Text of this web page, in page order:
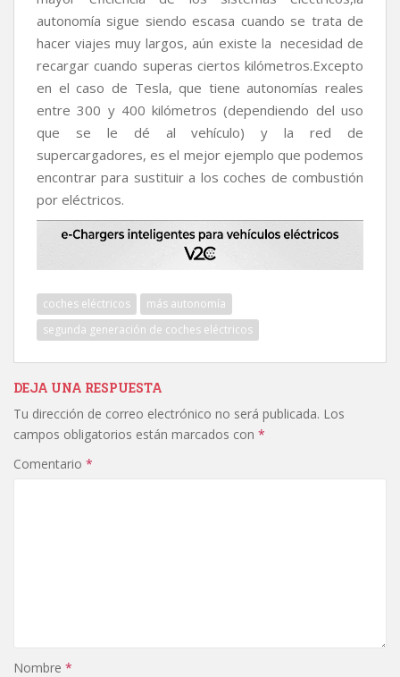
autonomía sigue siendo escasa cuando se trata de
hacer viajes muy largos, aún existe la necesidad de
recargar cuando superas ciertos kilómetros.Excepto
en el caso de Tesla, que tiene autonomías reales
entre 300 y 400 kilómetros (dependiendo del uso
que se le dé al vehículo) y la red de
supercargadores, es el mejor ejemplo que podemos
encontrar para sustituir a los coches de combustión
por eléctricos.
coches eléctricos
más autonomía
segunda generación de coches eléctricos
DEJA UNA RESPUESTA
Tu dirección de correo electrónico no será publicada. Los
campos obligatorios están marcados con *
Comentario *
Nombre *